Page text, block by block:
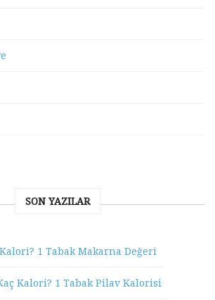
SON YAZILAR
1 Tabak Makarna Değeri
Kalori? 1 Tabak Pilav Kalorisi